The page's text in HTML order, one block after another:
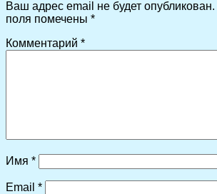
Ваш адрес email не будет опубликован.
поля помечены *
Комментарий *
Имя *
Email *